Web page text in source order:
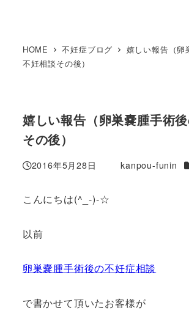
HOME 不妊症ブログ
嬉しい報告（卵
不妊相談その後）
嬉しい報告（卵巣嚢腫手術
その後）
投稿日
2016年5月28日 kanpou-funin
こんにちは(^_-)-☆
以前
卵巣嚢腫手術後の不妊症相談
で書かせて頂いたお客様が